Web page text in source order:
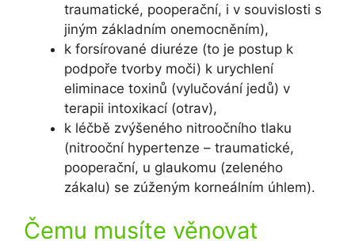
traumatické, pooperační, i v souvislosti s
jiným základním onemocněním),
k forsírované diuréze (to je postup k
podpoře tvorby moči) k urychlení
eliminace toxinů (vylučování jedů) v
terapii intoxikací (otrav),
k léčbě zvýšeného nitroočního tlaku
(nitrooční hypertenze – traumatické,
pooperační, u glaukomu (zeleného
zákalu) se zúženým korneálním úhlem).
Čemu musíte věnovat